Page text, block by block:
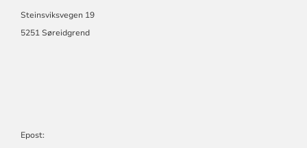
Steinsviksvegen 19
5251 Søreidgrend
Epost: